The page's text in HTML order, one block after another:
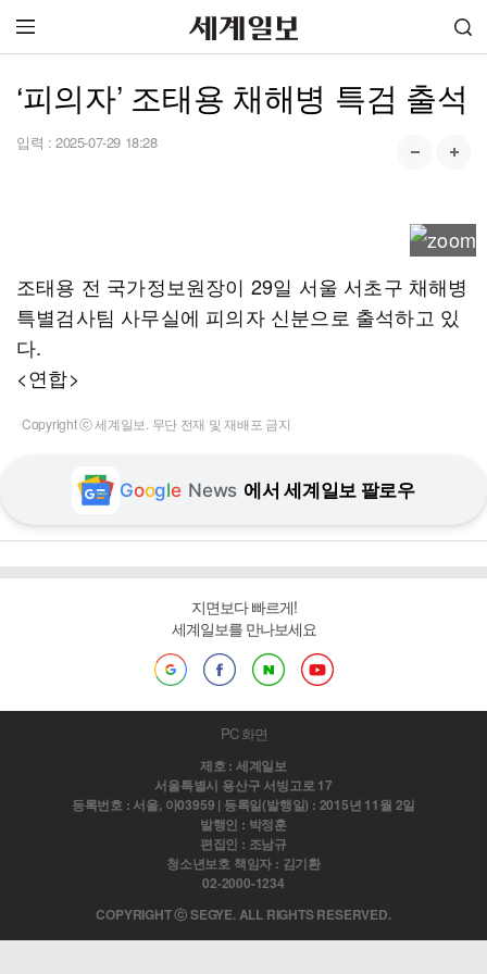
‘피의자’ 조태용 채해병 특검 출석
입력 : 2025-07-29 18:28
조태용 전 국가정보원장이 29일 서울 서초구 채해병
특별검사팀 사무실에 피의자 신분으로 출석하고 있
다.
<연합>
Copyright ⓒ 세계일보. 무단 전재 및 재배포 금지
Google News 에서 세계일보 팔로우
지면보다 빠르게!
세계일보를 만나보세요
PC 화면
제호 : 세계일보
서울특별시 용산구 서빙고로 17
등록번호 : 서울, 아03959 | 등록일(발행일) : 2015년 11월 2일
발행인 : 박정훈
편집인 : 조남규
청소년보호 책임자 : 김기환
02-2000-1234
COPYRIGHT ⓒ SEGYE. ALL RIGHTS RESERVED.